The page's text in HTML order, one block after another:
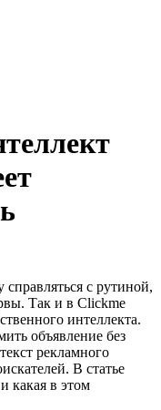
с рутиной,
Так и в Clickme
интеллекта.
объявление без
рекламного
В статье
какая в этом